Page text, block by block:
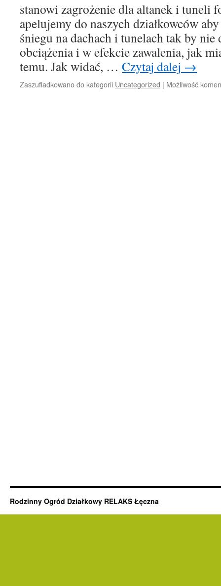
stanowi zagrożenie dla altanek i tuneli
apelujemy do naszych działkowców
śniegu na dachach i tunelach tak by
obciążenia i w efekcie zawalenia, jak
temu. Jak widać, … Czytaj dalej →
Zaszufladkowano do kategorii Uncategorized | Możliwość
Rodzinny Ogród Działkowy RELAKS Łęczna